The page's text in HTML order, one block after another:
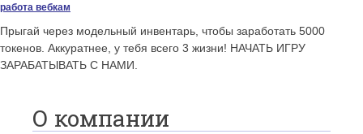
работа вебкам
Прыгай через модельный инвентарь, чтобы заработать 5000
токенов. Аккуратнее, у тебя всего 3 жизни! НАЧАТЬ ИГРУ
ЗАРАБАТЫВАТЬ С НАМИ.
О компании